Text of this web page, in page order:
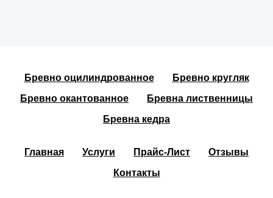
Бревно оцилиндрованное
Бревно кругляк
Бревно окантованное
Бревна лиственницы
Бревна кедра
Главная Услуги Прайс-Лист
Отзывы
Контакты